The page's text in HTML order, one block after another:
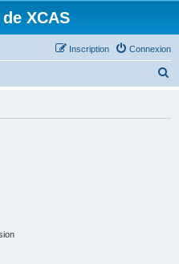
XCAS
Connexion
Inscription